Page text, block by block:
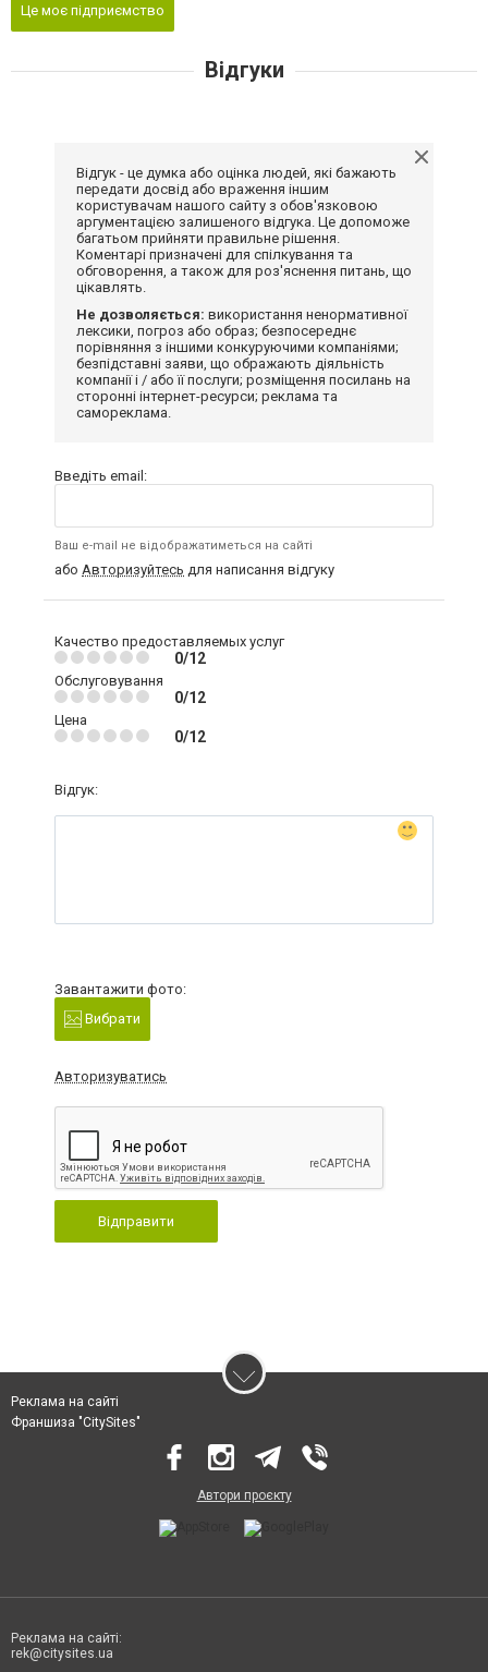
Це моє підприємство
Відгуки
Відгук - це думка або оцінка людей, які бажають
передати досвід або враження іншим
користувачам нашого сайту з обов'язковою
аргументацією залишеного відгука. Це допоможе
багатьом прийняти правильне рішення.
Коментарі призначені для спілкування та
обговорення, а також для роз'яснення питань, що
цікавлять.
Не дозволяється: використання ненормативної
лексики, погроз або образ; безпосереднє
порівняння з іншими конкуруючими компаніями;
безпідставні заяви, що ображають діяльність
компанії і / або її послуги; розміщення посилань на
сторонні інтернет-ресурси; реклама та
самореклама.
Введіть email:
Ваш e-mail не відображатиметься на сайті
або Авторизуйтесь для написання відгуку
Качество предоставляемых услуг
0/12
Обслуговування
0/12
Цена
0/12
Відгук:
Завантажити фото:
Вибрати
Авторизуватись
Відправити
Реклама на сайті
Франшиза "CitySites"
Автори проєкту
Реклама на сайті:
rek@citysites.ua